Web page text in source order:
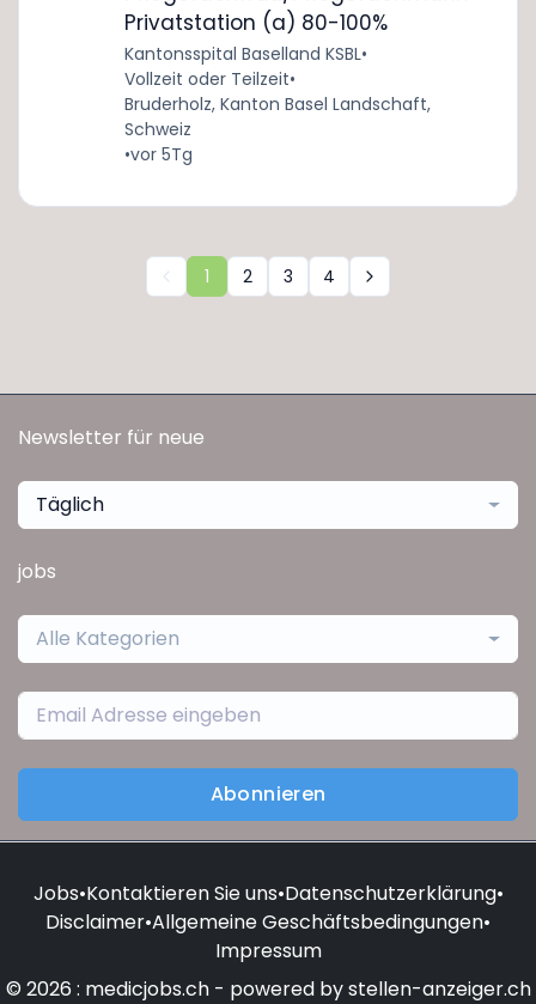
Privatstation (a) 80-100%
Kantonsspital Baselland KSBL•
Vollzeit oder Teilzeit•
Bruderholz, Kanton Basel Landschaft,
Schweiz
•vor 5Tg
1 2 3 4
Newsletter für neue
Täglich
jobs
Alle Kategorien
Abonnieren
Jobs•Kontaktieren Sie uns•Datenschutzerklärung•
Disclaimer•Allgemeine Geschäftsbedingungen•
Impressum
© 2026 : medicjobs.ch - powered by stellen-anzeiger.ch